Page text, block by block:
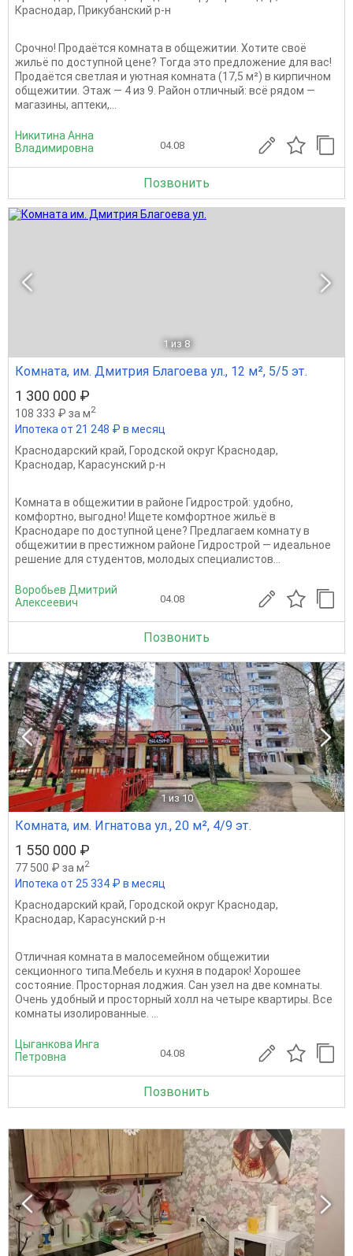
Краснодар, Прикубанский р-н
Срочно! Продаётся комната в общежитии. Хотите своё
жильё по доступной цене? Тогда это предложение для вас!
Продаётся светлая и уютная комната (17,5 м²) в кирпичном
общежитии. Этаж — 4 из 9. Район отличный: всё рядом —
магазины, аптеки,...
Никитина Анна
Владимировна
04.08
Позвонить
1 из 8
Комната, им. Дмитрия Благоева ул., 12 м², 5/5 эт.
1 300 000 ₽
108 333 ₽ за м2
Ипотека от 21 248 ₽ в месяц
Краснодарский край, Городской округ Краснодар,
Краснодар, Карасунский р-н
Комната в общежитии в районе Гидрострой: удобно,
комфортно, выгодно! Ищете комфортное жильё в
Краснодаре по доступной цене? Предлагаем комнату в
общежитии в престижном районе Гидрострой — идеальное
решение для студентов, молодых специалистов...
Воробьев Дмитрий
Алексеевич
04.08
Позвонить
1 из 10
Комната, им. Игнатова ул., 20 м², 4/9 эт.
1 550 000 ₽
77 500 ₽ за м2
Ипотека от 25 334 ₽ в месяц
Краснодарский край, Городской округ Краснодар,
Краснодар, Карасунский р-н
Отличная комната в малосемейном общежитии
секционного типа.Мебель и кухня в подарок! Хорошее
состояние. Просторная лоджия. Сан узел на две комнаты.
Очень удобный и просторный холл на четыре квартиры. Все
комнаты изолированные. ...
Цыганкова Инга
Петровна
04.08
Позвонить